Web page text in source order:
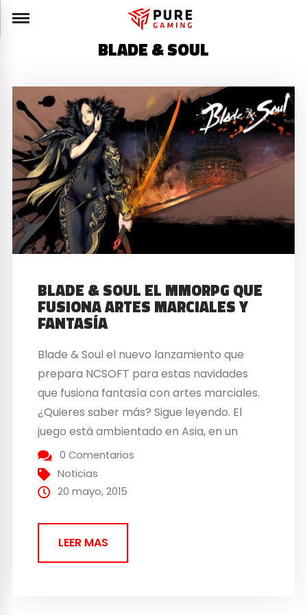
BLADE & SOUL
BLADE & SOUL EL MMORPG QUE
FUSIONA ARTES MARCIALES Y
FANTASÍA
Blade & Soul el nuevo lanzamiento que
prepara NCSOFT para estas navidades
que fusiona fantasía con artes marciales.
¿Quieres saber más? Sigue leyendo. El
juego está ambientado en Asia, en un
mundo mitológico donde confluyen
combates vertiginosos con la belleza
visual de las artes marciales orientales
online. Desde su lanzamiento inicial en
Asia...
0 Comentarios
Noticias
20 mayo, 2015
LEER MAS